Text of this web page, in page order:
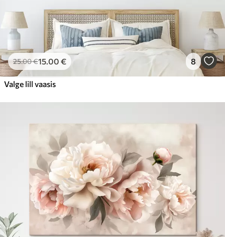
25.00€15.00 € 8
Valge lill vaasis